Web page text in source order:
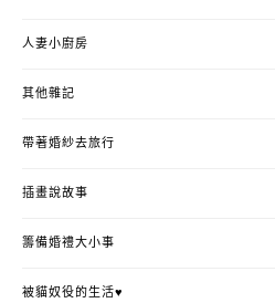
人妻小廚房
其他雜記
帶著婚紗去旅行
插畫說故事
籌備婚禮大小事
被貓奴役的生活♥